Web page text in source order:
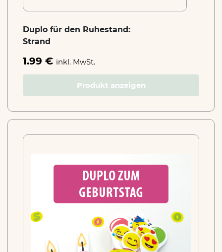
Duplo für den Ruhestand:
Strand
1.99 € inkl. MwSt.
Produkt anzeigen